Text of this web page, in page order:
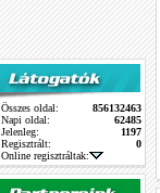
Összes oldal:
856132463
Napi oldal:
62485
Jelenleg:
1197
Regisztrált:
0
Online regisztráltak: